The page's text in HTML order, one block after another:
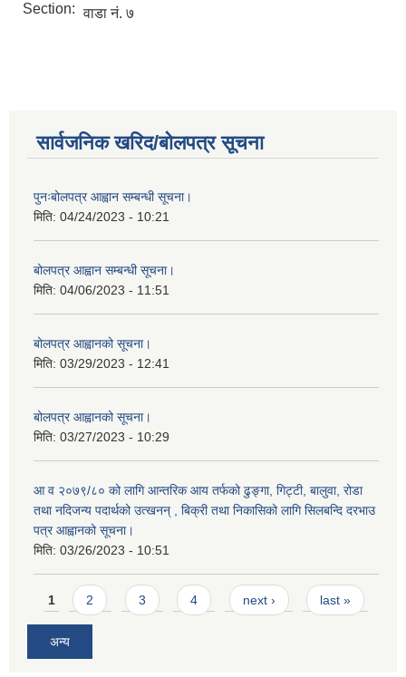
Section: वाडा नं. ७
सार्वजनिक खरिद/बोलपत्र सूचना
पुनःबोलपत्र आह्वान सम्बन्धी सूचना।
मिति: 04/24/2023 - 10:21
बोलपत्र आह्वान सम्बन्धी सूचना।
मिति: 04/06/2023 - 11:51
बोलपत्र आह्वानको सूचना।
मिति: 03/29/2023 - 12:41
बोलपत्र आह्वानको सूचना।
मिति: 03/27/2023 - 10:29
आ व २०७९/८० को लागि आन्तरिक आय तर्फको ढुङ्गा, गिट्टी, बालुवा, रोडा
तथा नदिजन्य पदार्थको उत्खनन् , बिक्री तथा निकासिको लागि सिलबन्दि दरभाउ
पत्र आह्वानको सूचना।
मिति: 03/26/2023 - 10:51
Pages
1 2 3 4 next › last »
अन्य